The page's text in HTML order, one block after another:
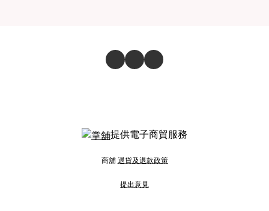
提供電子商貿服務
商舖 退貨及退款政策
提出意見